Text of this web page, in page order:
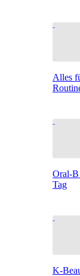
Alles
Oral-B
Tag
K-